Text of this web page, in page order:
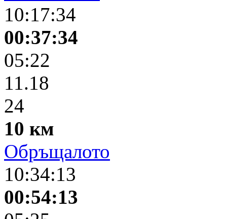
10:17:34
00:37:34
05:22
11.18
24
10 км
Обръщалото
10:34:13
00:54:13